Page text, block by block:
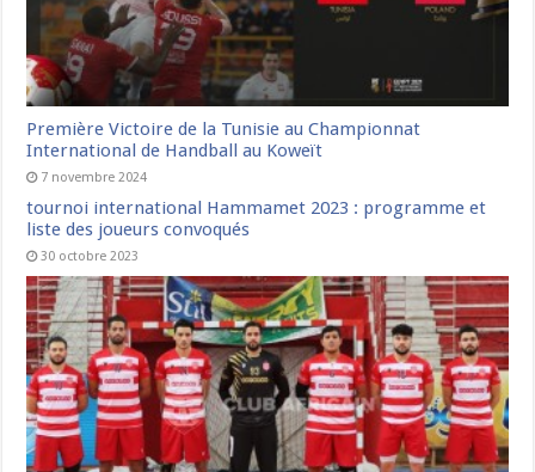
Première Victoire de la Tunisie au Championnat
International de Handball au Koweït
7 novembre 2024
tournoi international Hammamet 2023 : programme et
liste des joueurs convoqués
30 octobre 2023